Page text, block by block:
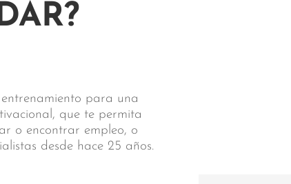
para una
que te permita
o encontrar empleo, o
desde hace 25 años.